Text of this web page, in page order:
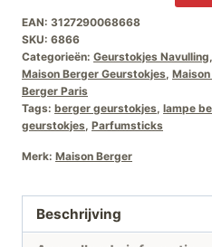
EAN: 3127290068668
SKU: 6866
Categorieën: Geurstokjes Navulling,
Maison Berger Geurstokjes,
Berger Paris
Tags: berger geurstokjes, lampe
geurstokjes, Parfumsticks
Merk: Maison Berger
Beschrijving